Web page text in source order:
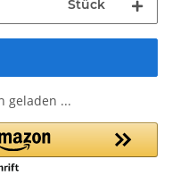
Stück
geladen ...